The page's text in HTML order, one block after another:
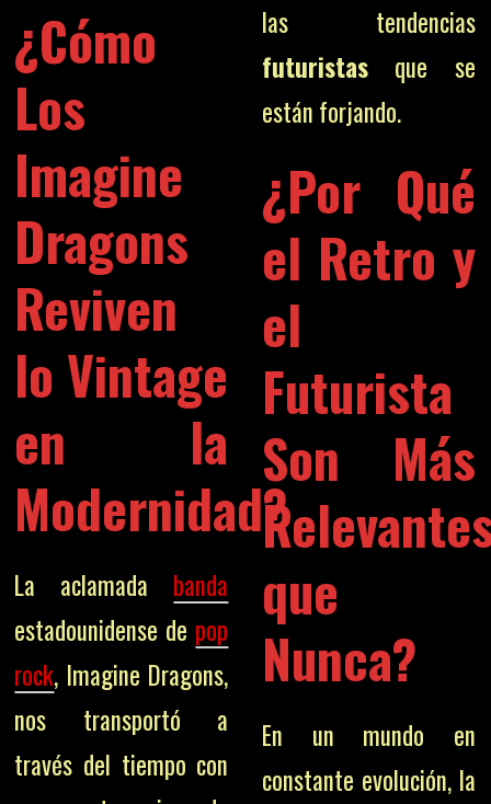
¿Cómo
Los
Imagine
Dragons
Reviven
lo Vintage
en la
Modernidad?
La aclamada banda
estadounidense de pop
rock, Imagine Dragons,
nos transportó a
través del tiempo con
las tendencias
futuristasque se
están forjando.
¿Por Qué
el Retro y
el
Futurista
Son Más
que
Nunca?
En un mundo en
constante evolución, la